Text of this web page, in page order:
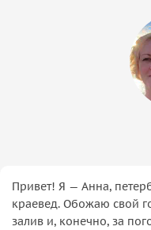
Привет! Я — Анна,
краевед. Обожаю свой
залив и, конечно, за